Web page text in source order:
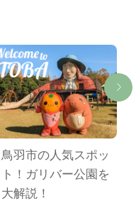
鳥羽市の人気スポッ
ト！ガリバー公園を
大解説！